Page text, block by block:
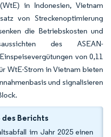
in Indonesien, Vietnam
von Streckenoptimierung
die Betriebskosten und
des ASEAN-
von 0,11
WtE-Strom in Vietnam bieten
und signalisieren
Berichts
im Jahr 2025 einen